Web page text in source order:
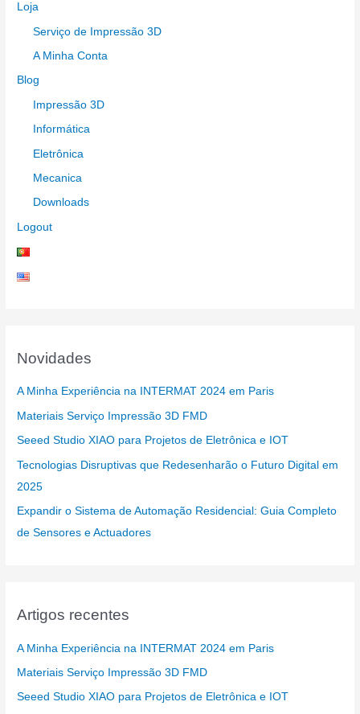
Contribuir
Loja
Serviço de Impressão 3D
A Minha Conta
Blog
Impressão 3D
Informática
Eletrônica
Mecanica
Downloads
Logout
Novidades
A Minha Experiência na INTERMAT 2024 em Paris
Materiais Serviço Impressão 3D FMD
Seeed Studio XIAO para Projetos de Eletrônica e IOT
Tecnologias Disruptivas que Redesenharão o Futuro Digital em
2025
Expandir o Sistema de Automação Residencial: Guia Completo
de Sensores e Actuadores
Artigos recentes
A Minha Experiência na INTERMAT 2024 em Paris
Materiais Serviço Impressão 3D FMD
Seeed Studio XIAO para Projetos de Eletrônica e IOT